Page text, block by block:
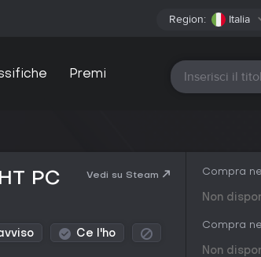
Region: Italia
Premi Tutte le
PC
Vedi su Steam
Ce l'ho
Compra
Non
Compra
Non